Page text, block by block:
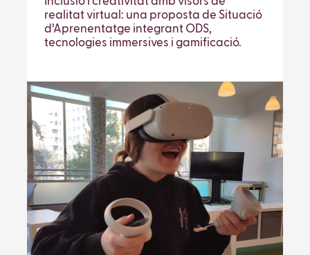
realitat virtual: una proposta de Situació
d’Aprenentatge integrant ODS,
tecnologies immersives i gamificació.